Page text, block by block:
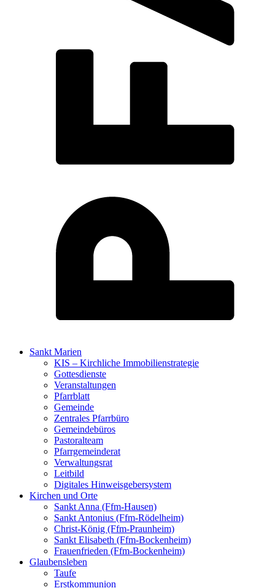
Sankt Marien
KIS – Kirchliche Immobilienstrategie
Gottesdienste
Veranstaltungen
Pfarrblatt
Gemeinde
Zentrales Pfarrbüro
Gemeindebüros
Pastoralteam
Pfarrgemeinderat
Verwaltungsrat
Leitbild
Digitales Hinweisgebersystem
Kirchen und Orte
Sankt Anna (Ffm-Hausen)
Sankt Antonius (Ffm-Rödelheim)
Christ-König (Ffm-Praunheim)
Sankt Elisabeth (Ffm-Bockenheim)
Frauenfrieden (Ffm-Bockenheim)
Glaubensleben
Taufe
Erstkommunion